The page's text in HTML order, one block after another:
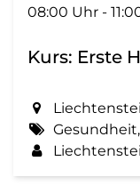
08:00 Uhr -
Kurs: Erste